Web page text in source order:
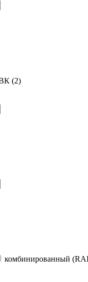
(2)
комбинированный